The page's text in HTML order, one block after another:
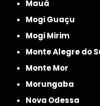
Mauá
Mogi Guaçu
Mogi Mirim
Monte Alegre do
Monte Mor
Morungaba
Nova Odessa